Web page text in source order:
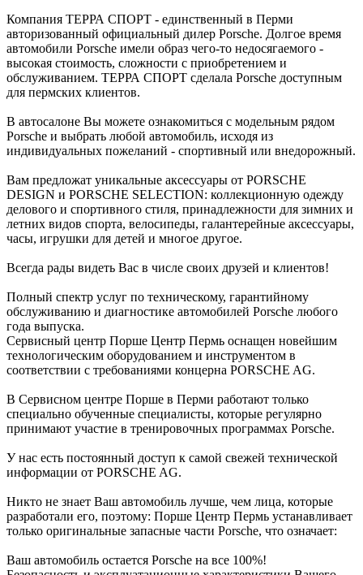
Компания ТЕРРА СПОРТ - единственный в Перми
авторизованный официальный дилер Porsche. Долгое время
автомобили Porsche имели образ чего-то недосягаемого -
высокая стоимость, сложности с приобретением и
обслуживанием. ТЕРРА СПОРТ сделала Porsche доступным
для пермских клиентов.
В автосалоне Вы можете ознакомиться с модельным рядом
Porsche и выбрать любой автомобиль, исходя из
индивидуальных пожеланий - спортивный или внедорожный.
Вам предложат уникальные аксессуары от PORSCHE
DESIGN и PORSCHE SELECTION: коллекционную одежду
делового и спортивного стиля, принадлежности для зимних и
летних видов спорта, велосипеды, галантерейные аксессуары,
часы, игрушки для детей и многое другое.
Всегда рады видеть Вас в числе своих друзей и клиентов!
Полный спектр услуг по техническому, гарантийному
обслуживанию и диагностике автомобилей Porsche любого
года выпуска.
Сервисный центр Порше Центр Пермь оснащен новейшим
технологическим оборудованием и инструментом в
соответствии с требованиями концерна PORSCHE AG.
В Сервисном центре Порше в Перми работают только
специально обученные специалисты, которые регулярно
принимают участие в тренировочных программах Porsche.
У нас есть постоянный доступ к самой свежей технической
информации от PORSCHE AG.
Никто не знает Ваш автомобиль лучше, чем лица, которые
разработали его, поэтому: Порше Центр Пермь устанавливает
только оригинальные запасные части Porsche, что означает:
Ваш автомобиль остается Porsche на все 100%!